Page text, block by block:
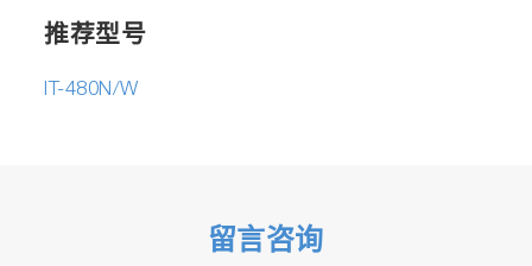
推荐型号
IT-480N/W
留言咨询